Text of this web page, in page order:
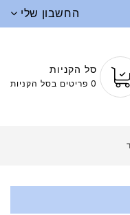
החשבון שלי
סל הקניות
0 פריטים בסל הקניות